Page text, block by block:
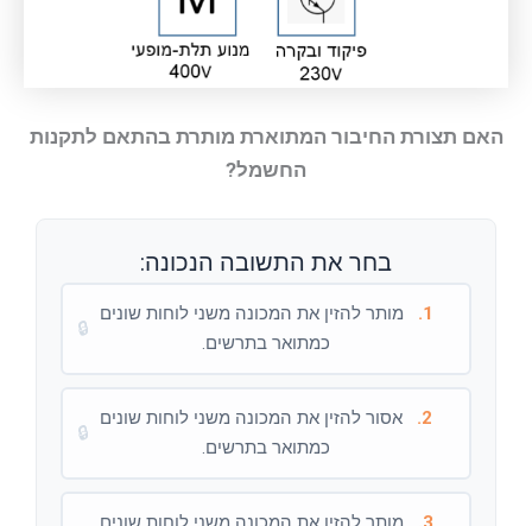
האם תצורת החיבור המתוארת מותרת בהתאם לתקנות
החשמל?
בחר את התשובה הנכונה:
1.
מותר להזין את המכונה משני לוחות שונים
כמתואר בתרשים.
🔒
2.
אסור להזין את המכונה משני לוחות שונים
כמתואר בתרשים.
🔒